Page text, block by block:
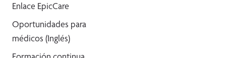
Enlace EpicCare
Oportunidades para
médicos (Inglés)